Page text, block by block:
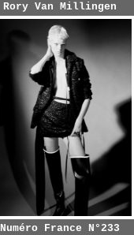
Rory Van Millingen
Numéro France N°233